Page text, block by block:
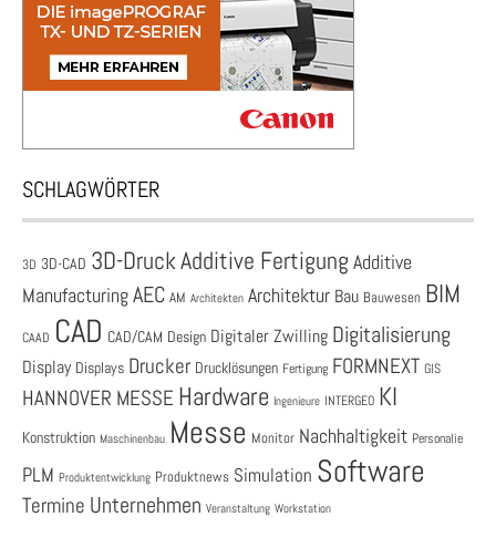
SCHLAGWÖRTER
3D 3D-CAD 3D-DruckAdditive Fertigung Additive
ManufacturingAEC AM Architekten Architektur Bau Bauwesen BIM
CAAD CAD CAD/CAM Design Digitaler Zwilling Digitalisierung
Display Displays Drucker Drucklösungen Fertigung FORMNEXT GIS
HANNOVER MESSE Hardware Ingenieure INTERGEO KI
Konstruktion Maschinenbau Messe Monitor Nachhaltigkeit Personalie
PLM Produktentwicklung Produktnews Simulation Software
Termine Unternehmen Veranstaltung Workstation